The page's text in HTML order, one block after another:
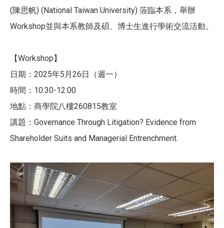
(陳思帆) (National Taiwan University) 蒞臨本系，舉辦
Workshop並與本系教師及碩、博士生進行學術交流活動。
【Workshop】
日期：2025年5月26日（週一）
時間：10:30-12:00
地點：商學院八樓260815教室
講題：Governance Through Litigation? Evidence from
Shareholder Suits and Managerial Entrenchment.